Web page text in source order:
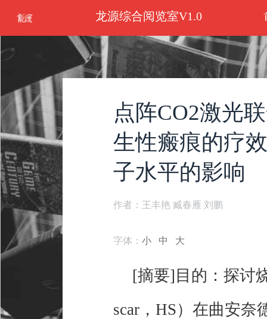
龙源综合阅览室V1.0
点阵CO2激光
生性瘢痕的疗
子水平的影响
作者：王丰艳 臧春雁 刘鹏
字体：小 中 大
[摘要]目的：探讨
scar，HS）在曲安